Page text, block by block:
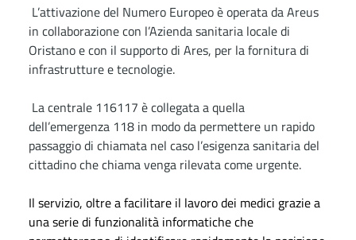
L’attivazione del Numero Europeo è operata da Areus
in collaborazione con l’Azienda sanitaria locale di
Oristano e con il supporto di Ares, per la fornitura di
infrastrutture e tecnologie.
La centrale 116117 è collegata a quella
dell’emergenza 118 in modo da permettere un rapido
passaggio di chiamata nel caso l’esigenza sanitaria del
cittadino che chiama venga rilevata come urgente.
Il servizio, oltre a facilitare il lavoro dei medici grazie a
una serie di funzionalità informatiche che